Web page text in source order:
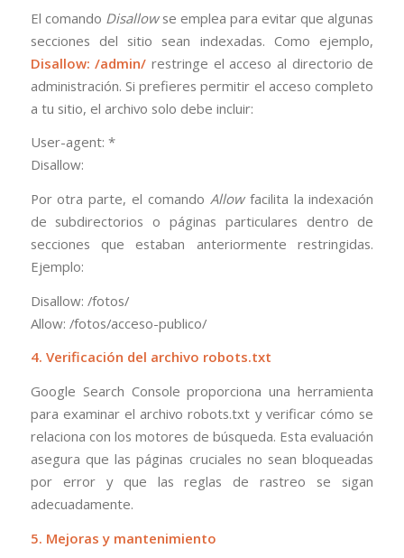
El comando Disallowse emplea para evitar que algunas
secciones del sitio sean indexadas. Como ejemplo,
Disallow: /admin/ restringe el acceso al directorio de
administración. Si prefieres permitir el acceso completo
a tu sitio, el archivo solo debe incluir:
User-agent: *
Disallow:
Por otra parte, el comando Allowfacilita la indexación
de subdirectorios o páginas particulares dentro de
secciones que estaban anteriormente restringidas.
Ejemplo:
Disallow: /fotos/
Allow: /fotos/acceso-publico/
4. Verificación del archivo robots.txt
Google Search Console proporciona una herramienta
para examinar el archivo robots.txt y verificar cómo se
relaciona con los motores de búsqueda. Esta evaluación
asegura que las páginas cruciales no sean bloqueadas
por error y que las reglas de rastreo se sigan
adecuadamente.
5. Mejoras y mantenimiento